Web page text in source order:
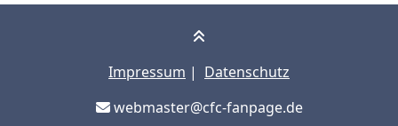
Impressum | Datenschutz
webmaster@cfc-fanpage.de